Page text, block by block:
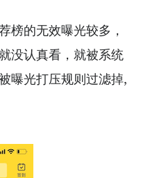
榜的无效曝光较多，
没认真看，就被系统
曝光打压规则过滤掉,